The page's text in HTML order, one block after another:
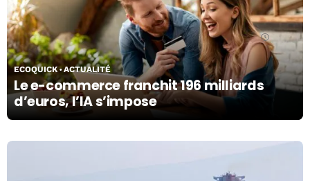
Le e-commerce franchit 196 milliards
d’euros, l’IA s’impose
ECOQUICK ACTUALITÉ
01/07/26